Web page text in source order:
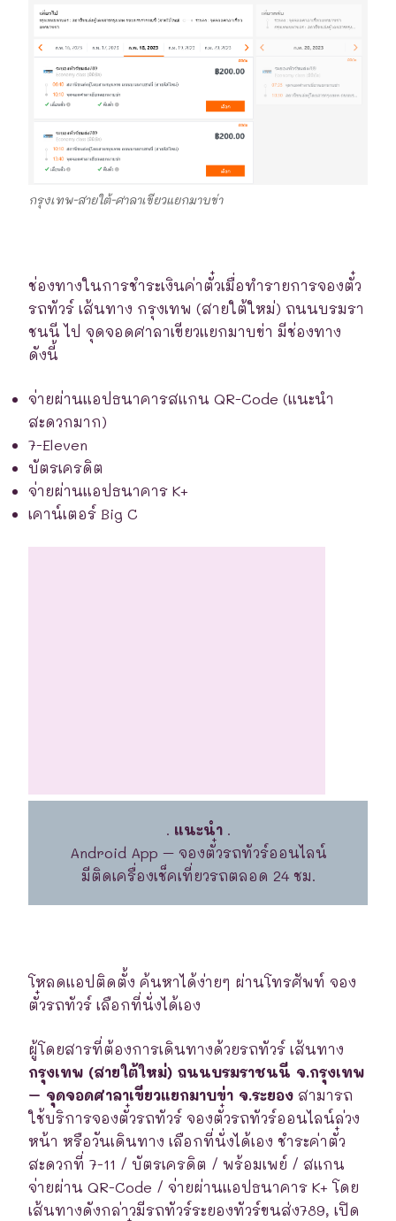
กรุงเทพ-สายใต้-ศาลาเขียวแยกมาบข่า
ช่องทางในการชำระเงินค่าตั๋วเมื่อทำรายการจองตั๋ว
รถทัวร์ เส้นทาง กรุงเทพ (สายใต้ใหม่) ถนนบรมรา
ชนนี ไป จุดจอดศาลาเขียวแยกมาบข่า มีช่องทาง
ดังนี้
จ่ายผ่านแอปธนาคารสแกน QR-Code (แนะนำ
สะดวกมาก)
7-Eleven
บัตรเครดิต
จ่ายผ่านแอปธนาคาร K+
เคาน์เตอร์ Big C
. แนะนำ.
Android App – จองตั๋วรถทัวร์ออนไลน์
มีติดเครื่องเช็คเที่ยวรถตลอด 24 ชม.
โหลดแอปติดตั้ง ค้นหาได้ง่ายๆ ผ่านโทรศัพท์ จอง
ตั๋วรถทัวร์ เลือกที่นั่งได้เอง
ผู้โดยสารที่ต้องการเดินทางด้วยรถทัวร์ เส้นทาง
กรุงเทพ (สายใต้ใหม่) ถนนบรมราชนนี จ.กรุงเทพ
– จุดจอดศาลาเขียวแยกมาบข่า จ.ระยอง สามารถ
ใช้บริการจองตั๋วรถทัวร์ จองตั๋วรถทัวร์ออนไลน์ล่วง
หน้า หรือวันเดินทาง เลือกที่นั่งได้เอง ชำระค่าตั๋ว
สะดวกที่ 7-11 / บัตรเครดิต / พร้อมเพย์ / สแกน
จ่ายผ่าน QR-Code / จ่ายผ่านแอปธนาคาร K+ โดย
เส้นทางดังกล่าวมีรถทัวร์ระยองทัวร์ขนส่ง789, เปิด